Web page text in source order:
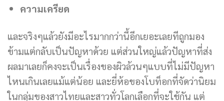
ความเครียด
และจริงๆแล้วยังมีอะไรมากกว่านี้อีกเยอะเลยทีถูกมอง
ข้ามแต่กลับเป็นปัญหาด้วย แต่ส่วนใหญ่แล้วปัญหาที่ส่ง
ผลมาเลยก็คงจะเป็นเรื่องของผิวล้วนๆแบบที่ไม่มีปัญหา
ไหนเกินเลยแม้แต่น้อย และยี่ห้อของโบท็อกที่จัดว่านิยม
ในกลุ่มของสาวไทยและสาวทั่วโลกเลือกที่จะใช้กัน แต่